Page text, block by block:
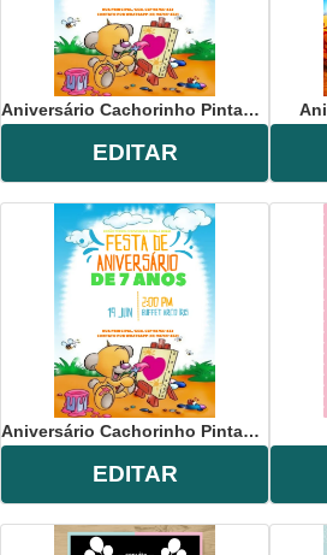
Aniversário Cachorinho Pintando
EDITAR
Aniversário Cachorinho Pintando
EDITAR